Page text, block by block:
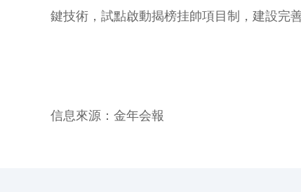
鍵技術，試點啟動揭榜挂帥項目制，建設完
信息來源： 金年会報